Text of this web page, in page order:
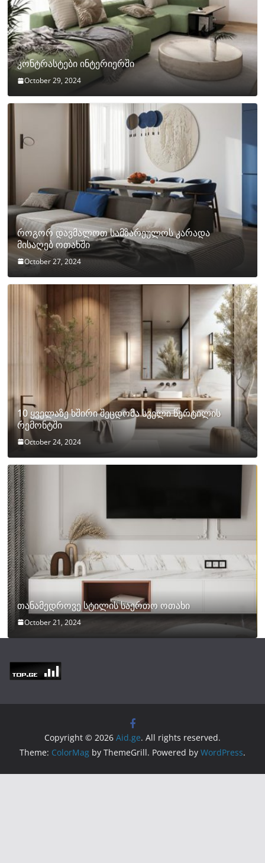
კონტრასტები ინტერიერში
October 29, 2024
როგორ დავმალოთ სამზარეულოს კარადა
მისაღებ ოთახში
October 27, 2024
10 ყველაზე ხშირი შეცდომა სველი წერტილის
რემონტში
October 24, 2024
თანამედროვე სტილის საერთო ოთახი
October 21, 2024
Copyright © 2026 Aid.ge. All rights reserved.
Theme: ColorMag by ThemeGrill. Powered by WordPress.